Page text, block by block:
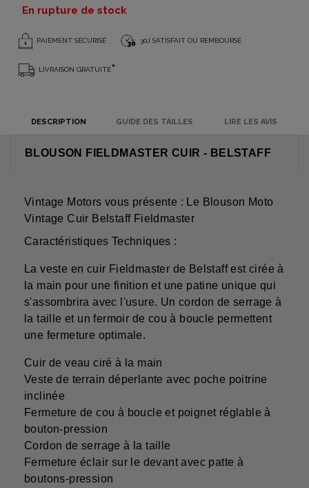
En rupture de stock
PAIEMENT SÉCURISÉ 30J SATISFAIT OU REMBOURSÉ
LIVRAISON GRATUITE*
DESCRIPTION GUIDE DES TAILLES LIRE LES AVIS
BLOUSON FIELDMASTER CUIR - BELSTAFF
Vintage Motors vous présente : Le Blouson Moto
Vintage Cuir Belstaff Fieldmaster
Caractéristiques Techniques :
La veste en cuir Fieldmaster de Belstaff est cirée à
la main pour une finition et une patine unique qui
s'assombrira avec l'usure. Un cordon de serrage à
la taille et un fermoir de cou à boucle permettent
une fermeture optimale.
Cuir de veau ciré à la main
Veste de terrain déperlante avec poche poitrine
inclinée
Fermeture de cou à boucle et poignet réglable à
bouton-pression
Cordon de serrage à la taille
Fermeture éclair sur le devant avec patte à
boutons-pression